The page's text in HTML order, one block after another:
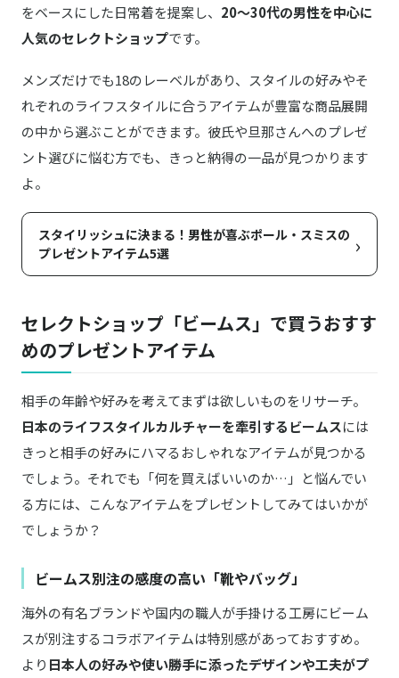
をベースにした日常着を提案し、 20～30代の男性を中心に
人気のセレクトショップです。
メンズだけでも18のレーベルがあり、スタイルの好みやそ
れぞれのライフスタイルに合うアイテムが豊富な商品展開
の中から選ぶことができます。彼氏や旦那さんへのプレゼ
ント選びに悩む方でも、きっと納得の一品が見つかります
よ。
スタイリッシュに決まる！男性が喜ぶポール・スミスの
プレゼントアイテム5選
›
セレクトショップ「ビームス」で買うおすす
めのプレゼントアイテム
相手の年齢や好みを考えてまずは欲しいものをリサーチ。
日本のライフスタイルカルチャーを牽引するビームスには
きっと相手の好みにハマるおしゃれなアイテムが見つかる
でしょう。それでも「何を買えばいいのか…」と悩んでい
る方には、こんなアイテムをプレゼントしてみてはいかが
でしょうか？
ビームス別注の感度の高い「靴やバッグ」
海外の有名ブランドや国内の職人が手掛ける工房にビーム
スが別注するコラボアイテムは特別感があっておすすめ。
より 日本人の好みや使い勝手に添ったデザインや工夫がプ